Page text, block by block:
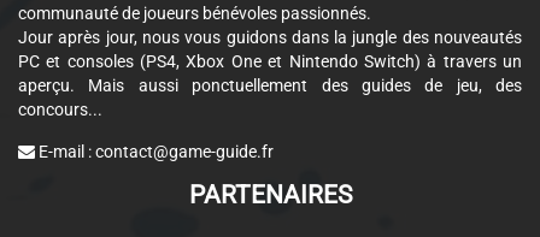
communauté de joueurs bénévoles passionnés.
Jour après jour, nous vous guidons dans la jungle des nouveautés
PC et consoles (PS4, Xbox One et Nintendo Switch) à travers un
aperçu. Mais aussi ponctuellement des guides de jeu, des
concours...
E-mail :contact@game-guide.fr
PARTENAIRES